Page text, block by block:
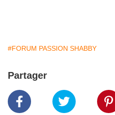
#FORUM PASSION SHABBY
Partager